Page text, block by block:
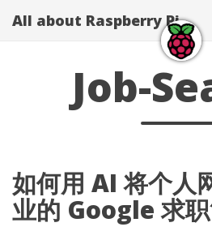
All about Raspberry Pi
Job-
如何用 AI 将个人
业的 Google 求